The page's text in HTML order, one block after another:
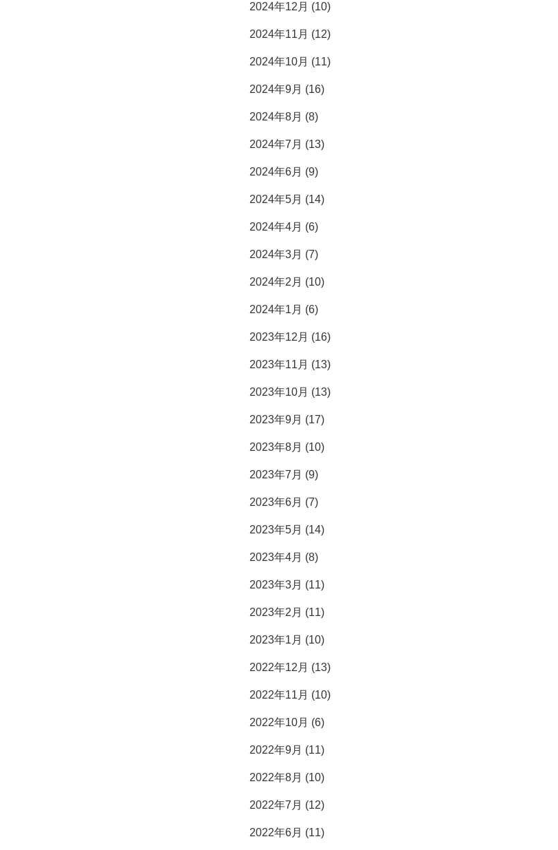
2024年12月 (10)
2024年11月 (12)
2024年10月 (11)
2024年9月 (16)
2024年8月 (8)
2024年7月 (13)
2024年6月 (9)
2024年5月 (14)
2024年4月 (6)
2024年3月 (7)
2024年2月 (10)
2024年1月 (6)
2023年12月 (16)
2023年11月 (13)
2023年10月 (13)
2023年9月 (17)
2023年8月 (10)
2023年7月 (9)
2023年6月 (7)
2023年5月 (14)
2023年4月 (8)
2023年3月 (11)
2023年2月 (11)
2023年1月 (10)
2022年12月 (13)
2022年11月 (10)
2022年10月 (6)
2022年9月 (11)
2022年8月 (10)
2022年7月 (12)
2022年6月 (11)